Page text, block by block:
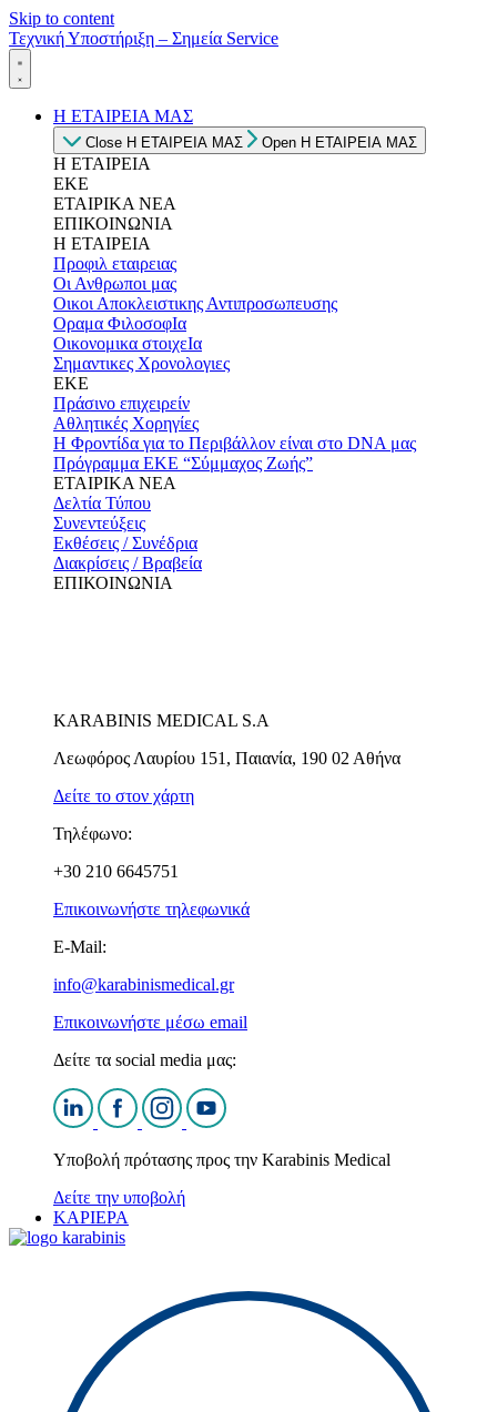
Skip to content
Τεχνική Υποστήριξη – Σημεία Service
Η ΕΤΑΙΡΕΙΑ ΜΑΣ
Close Η ΕΤΑΙΡΕΙΑ ΜΑΣ Open Η ΕΤΑΙΡΕΙΑ ΜΑΣ
Η ΕΤΑΙΡΕΙΑ
ΕΚΕ
ΕΤΑΙΡΙΚΑ ΝΕΑ
ΕΠΙΚΟΙΝΩΝΙΑ
Η ΕΤΑΙΡΕΙΑ
Προφιλ εταιρειας
Οι Ανθρωποι μας
Οικοι Αποκλειστικης Αντιπροσωπευσης
Οραμα ΦιλοσοφΙα
Οικονομικα στοιχεΙα
Σημαντικες Χρονολογιες
ΕΚΕ
Πράσινο επιχειρείν
Αθλητικές Χορηγίες
Η Φροντίδα για το Περιβάλλον είναι στο DNA μας
Πρόγραμμα ΕΚΕ “Σύμμαχος Ζωής”
ΕΤΑΙΡΙΚΑ ΝΕΑ
Δελτία Τύπου
Συνεντεύξεις
Εκθέσεις / Συνέδρια
Διακρίσεις / Βραβεία
ΕΠΙΚΟΙΝΩΝΙΑ
KARABINIS MEDICAL S.A
Λεωφόρος Λαυρίου 151, Παιανία, 190 02 Αθήνα
Δείτε το στον χάρτη
Τηλέφωνο:
+30 210 6645751
Επικοινωνήστε τηλεφωνικά
E-Mail:
info@karabinismedical.gr
Επικοινωνήστε μέσω email
Δείτε τα social media μας:
Υποβολή πρότασης προς την Karabinis Medical
Δείτε την υποβολή
ΚΑΡΙΕΡΑ